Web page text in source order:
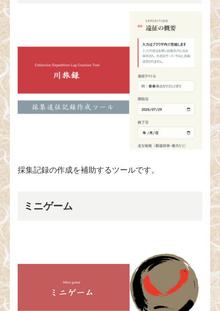
採集記録の作成を補助するツールです。
ミニゲーム